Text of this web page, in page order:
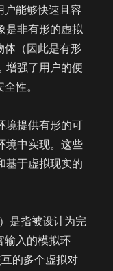
户能够快速且容
是非有形的虚拟
体（因此是有形
增强了用户的便
性。
境提供有形的可
境中实现。这些
基于虚拟现实的
是指被设计为完
输入的模拟环
的多个虚拟对